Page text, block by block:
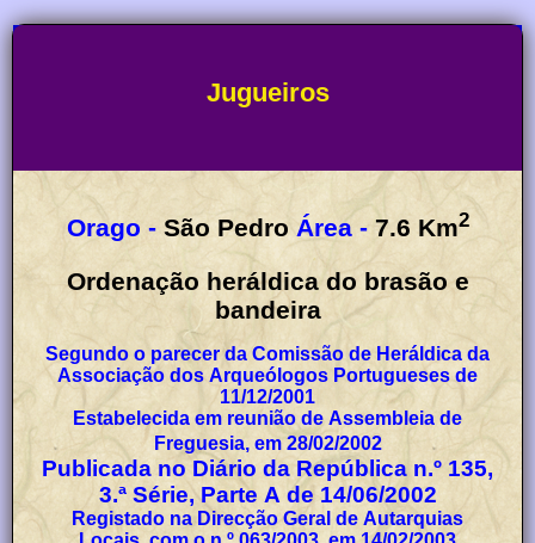
Jugueiros
Orago - São Pedro Área - 7.6 Km2
Ordenação heráldica do brasão e
bandeira
Segundo o parecer da Comissão de Heráldica da
Associação dos Arqueólogos Portugueses de
11/12/2001
Estabelecida em reunião de Assembleia de
Freguesia, em 28/02/2002
Publicada no Diário da República n.º 135,
3.ª Série, Parte A de 14/06/2002
Registado na Direcção Geral de Autarquias